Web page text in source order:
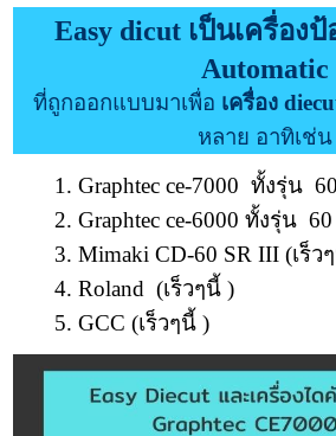
Easy dicut เป็นเครื่อง
Automatic
ที่ถูกออกแบบมาเพื่อ เครื่อง
หลาย อาทิเช่น
1. Graphtec ce-7000 ทั้งรุ่น
2.Graphtec ce-6000 ทั้งรุ่น 60
3. Mimaki CD-60 SR III (เร็ว
4. Roland (เร็วๆนี้ )
5. GCC (เร็วๆนี้ )